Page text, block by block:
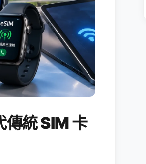
傳統 SIM 卡